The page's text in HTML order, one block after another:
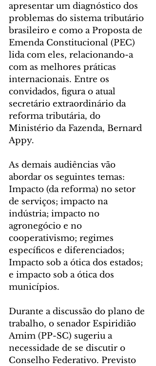
apresentar um diagnóstico dos
problemas do sistema tributário
brasileiro e como a Proposta de
Emenda Constitucional (PEC)
lida com eles, relacionando-a
com as melhores práticas
internacionais. Entre os
convidados, figura o atual
secretário extraordinário da
reforma tributária, do
Ministério da Fazenda, Bernard
Appy.
As demais audiências vão
abordar os seguintes temas:
Impacto (da reforma) no setor
de serviços; impacto na
indústria; impacto no
agronegócio e no
cooperativismo; regimes
específicos e diferenciados;
Impacto sob a ótica dos estados;
e impacto sob a ótica dos
municípios.
Durante a discussão do plano de
trabalho, o senador Espiridião
Amim (PP-SC) sugeriu a
necessidade de se discutir o
Conselho Federativo. Previsto